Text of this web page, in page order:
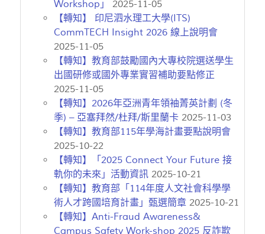
Workshop」 2025-11-05
【轉知】 印尼泗水理工大學(ITS)
CommTECH Insight 2026 線上說明會
2025-11-05
【轉知】教育部鼓勵國內大專校院選送學生
出國研修或國外專業實習補助要點修正
2025-11-05
【轉知】2026年亞洲青年領袖菁英計劃 (冬
季) – 亞塞拜然/杜拜/斯里蘭卡 2025-11-03
【轉知】教育部115年學海計畫要點說明會
2025-10-22
【轉知】「2025 Connect Your Future 接
軌你的未來」活動資訊 2025-10-21
【轉知】教育部「114年度人文社會科學學
術人才跨國培育計畫」甄選簡章 2025-10-21
【轉知】Anti-Fraud Awareness&
Campus Safety Work-shop 2025 反詐欺